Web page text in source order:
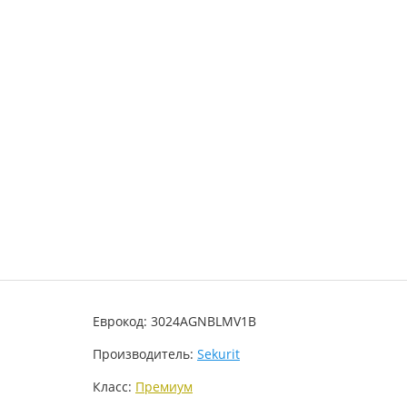
Еврокод: 3024AGNBLMV1B
Производитель: Sekurit
Класс: Премиум